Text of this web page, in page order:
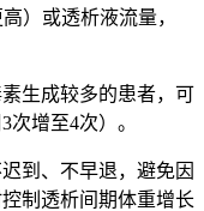
）或透析液流量，
生成较多的患者，可
增至4次）。
到、不早退，避免因
制透析间期体重增长